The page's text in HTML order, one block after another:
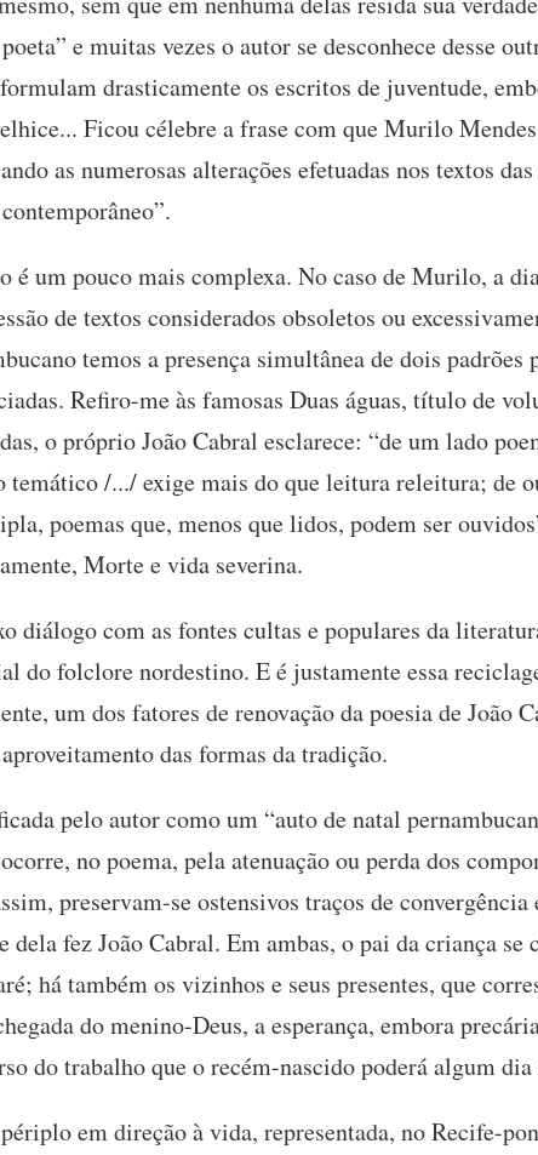
e muitas vezes o autor se desconhece desse
drasticamente os escritos de juventude,
Ficou célebre a frase com que Murilo
as numerosas alterações efetuadas nos textos
é um pouco mais complexa. No caso de Murilo, a
de textos considerados obsoletos ou
temos a presença simultânea de dois
Refiro-me às famosas Duas águas, título de
o próprio João Cabral esclarece: “de um lado
/.../ exige mais do que leitura releitura; de
poemas que, menos que lidos, podem ser
Morte e vida severina.
diálogo com as fontes cultas e populares da
do folclore nordestino. E é justamente essa
um dos fatores de renovação da poesia de João
das formas da tradição.
pelo autor como um “auto de natal
no poema, pela atenuação ou perda dos
preservam-se ostensivos traços de
dela fez João Cabral. Em ambas, o pai da criança se
há também os vizinhos e seus presentes, que
do menino-Deus, a esperança, embora
do trabalho que o recém-nascido poderá algum
em direção à vida, representada, no Recife-